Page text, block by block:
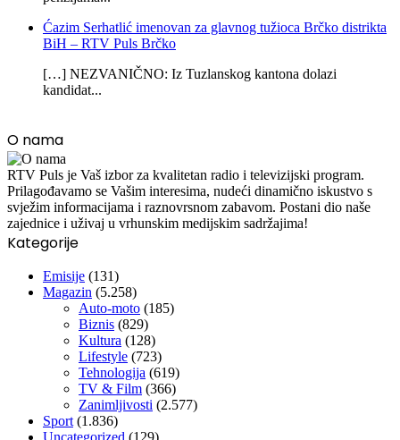
Ćazim Serhatlić imenovan za glavnog tužioca Brčko distrikta
BiH – RTV Puls Brčko
[…] NEZVANIČNO: Iz Tuzlanskog kantona dolazi
kandidat...
O nama
RTV Puls je Vaš izbor za kvalitetan radio i televizijski program.
Prilagođavamo se Vašim interesima, nudeći dinamično iskustvo s
svježim informacijama i raznovrsnom zabavom. Postani dio naše
zajednice i uživaj u vrhunskim medijskim sadržajima!
Kategorije
Emisije (131)
Magazin (5.258)
Auto-moto (185)
Biznis (829)
Kultura (128)
Lifestyle (723)
Tehnologija (619)
TV & Film (366)
Zanimljivosti (2.577)
Sport (1.836)
Uncategorized (129)